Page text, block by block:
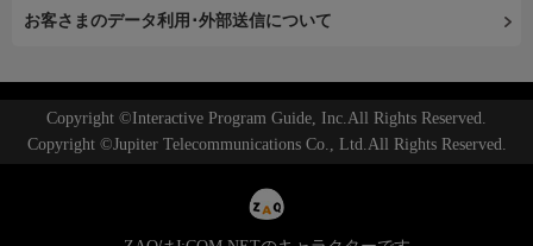
お客さまのデータ利用･外部送信について
Copyright ©Interactive Program Guide, Inc.All Rights Reserved.
Copyright ©Jupiter Telecommunications Co., Ltd.All Rights Reserved.